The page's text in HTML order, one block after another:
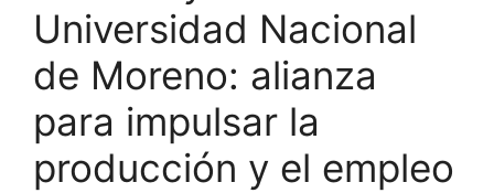
Universidad Nacional
de Moreno: alianza
para impulsar la
producción y el empleo